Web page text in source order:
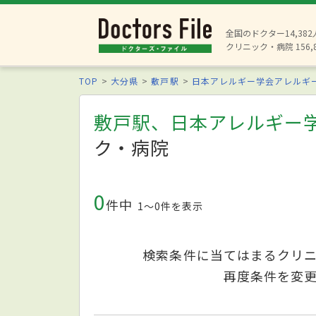
全国のドクター14,382
クリニック・病院
TOP 大分県 敷戸駅 日本アレルギー学会アレルギ
敷戸駅、日本アレルギー
ク・病院
0件中 1〜0件を表示
検索条件に当てはまるクリ
再度条件を変